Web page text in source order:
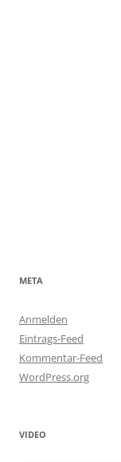
META
Anmelden
Eintrags-Feed
Kommentar-Feed
WordPress.org
VIDEO